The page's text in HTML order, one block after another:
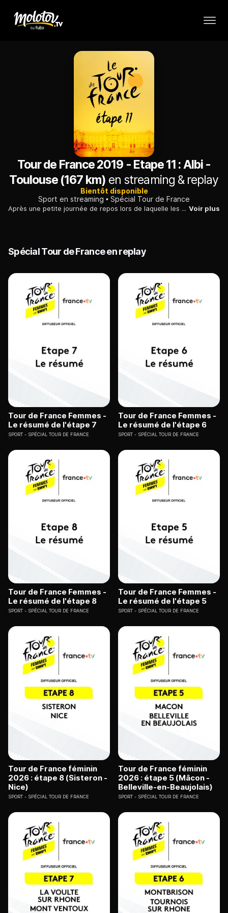
Tour de France 2019 - Etape 11 : Albi -
Toulouse (167 km) en streaming & replay
Bientôt disponible
Sport en streaming
Spécial Tour de France
Après une petite journée de repos lors de laquelle les coureurs ont toutefois sorti leur machine, le Tour reprend la route pour une étape qui s'annonce nerveuse entre Albi et Toulouse. Voir plus
Spécial Tour de France en replay
Tour de France Femmes -
Le résumé de l'étape 7
SPORT SPÉCIAL TOUR DE FRANCE
Tour de France Femmes -
Le résumé de l'étape 6
SPORT SPÉCIAL TOUR DE FRANCE
Tour de France Femmes -
Le résumé de l'étape 8
SPORT SPÉCIAL TOUR DE FRANCE
Tour de France Femmes -
Le résumé de l'étape 5
SPORT SPÉCIAL TOUR DE FRANCE
Tour de France féminin
2026 : étape 8 (Sisteron -
Nice)
SPORT SPÉCIAL TOUR DE FRANCE
Tour de France féminin
2026 : étape 5 (Mâcon -
Belleville-en-Beaujolais)
SPORT SPÉCIAL TOUR DE FRANCE